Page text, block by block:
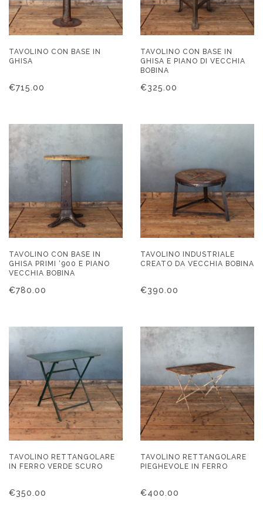
TAVOLINO CON BASE IN
GHISA
€715.00
TAVOLINO CON BASE IN
GHISA E PIANO DI VECCHIA
BOBINA
€325.00
TAVOLINO CON BASE IN
GHISA PRIMI ‘900 E PIANO
VECCHIA BOBINA
€780.00
TAVOLINO INDUSTRIALE
CREATO DA VECCHIA BOBINA
€390.00
TAVOLINO RETTANGOLARE
IN FERRO VERDE SCURO
€350.00
TAVOLINO RETTANGOLARE
PIEGHEVOLE IN FERRO
€400.00